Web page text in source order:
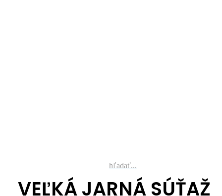
hľadať...
VEĽKÁ JARNÁ SÚŤAŽ